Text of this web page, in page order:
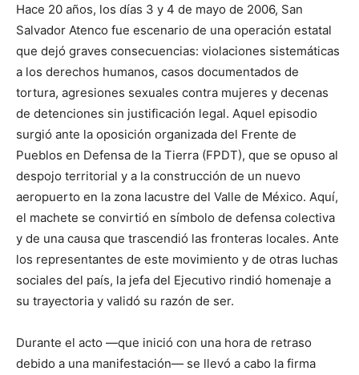
Hace 20 años, los días 3 y 4 de mayo de 2006, San
Salvador Atenco fue escenario de una operación estatal
que dejó graves consecuencias: violaciones sistemáticas
a los derechos humanos, casos documentados de
tortura, agresiones sexuales contra mujeres y decenas
de detenciones sin justificación legal. Aquel episodio
surgió ante la oposición organizada del Frente de
Pueblos en Defensa de la Tierra (FPDT), que se opuso al
despojo territorial y a la construcción de un nuevo
aeropuerto en la zona lacustre del Valle de México. Aquí,
el machete se convirtió en símbolo de defensa colectiva
y de una causa que trascendió las fronteras locales. Ante
los representantes de este movimiento y de otras luchas
sociales del país, la jefa del Ejecutivo rindió homenaje a
su trayectoria y validó su razón de ser.
Durante el acto —que inició con una hora de retraso
debido a una manifestación— se llevó a cabo la firma